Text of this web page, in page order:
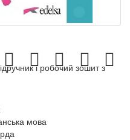
і робочий зошит з
мова